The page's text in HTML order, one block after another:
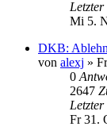
Mi 5.
DKB:
von alexj »
0
2647
Fr 31.